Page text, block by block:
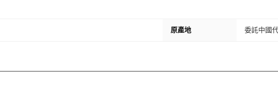
原產地 委託中國